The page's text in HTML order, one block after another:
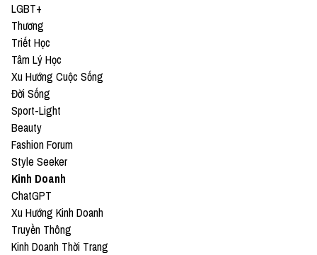
LGBT+
Thương
Triết Học
Tâm Lý Học
Xu Hướng Cuộc Sống
Đời Sống
Sport-Light
Beauty
Fashion Forum
Style Seeker
Kinh Doanh
ChatGPT
Xu Hướng Kinh Doanh
Truyền Thông
Kinh Doanh Thời Trang